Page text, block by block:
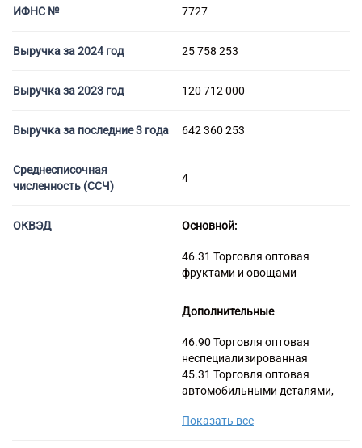
Торговые компании
ИФНС № 7727
Выручка за 2024 год 25 758 253
Выручка за 2023 год 120 712 000
Выручка за последние 3 года 642 360 253
Среднесписочная
численность (ССЧ)
4
ОКВЭД Основной:
46.31 Торговля оптовая
фруктами и овощами
Дополнительные
46.90 Торговля оптовая
неспециализированная
45.31 Торговля оптовая
автомобильными деталями,
46.21 Торговля оптовая
Показать все